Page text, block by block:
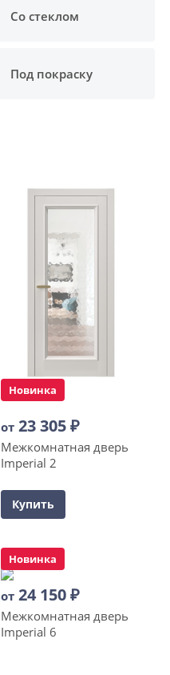
Со стеклом
Под покраску
Новинка
от 23 305₽
Межкомнатная дверь
Imperial 2
Купить
Новинка
от 24 150₽
Межкомнатная дверь
Imperial 6